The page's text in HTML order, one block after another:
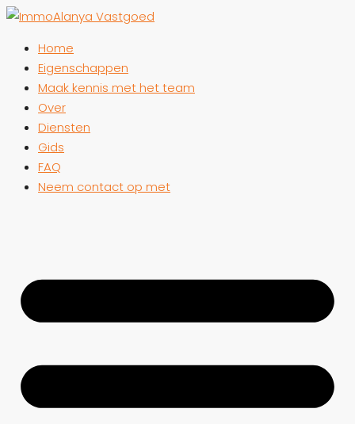
Home
Eigenschappen
Maak kennis met het team
Over
Diensten
Gids
FAQ
Neem contact op met